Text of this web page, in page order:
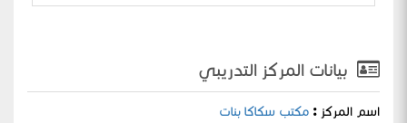
بيانات المركز التدريبي
اسم المركز : مكتب سكاكا بنات